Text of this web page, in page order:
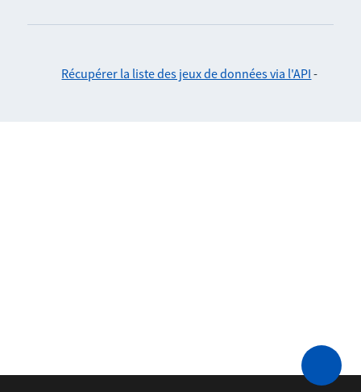
Récupérer la liste des jeux de données via l'API -